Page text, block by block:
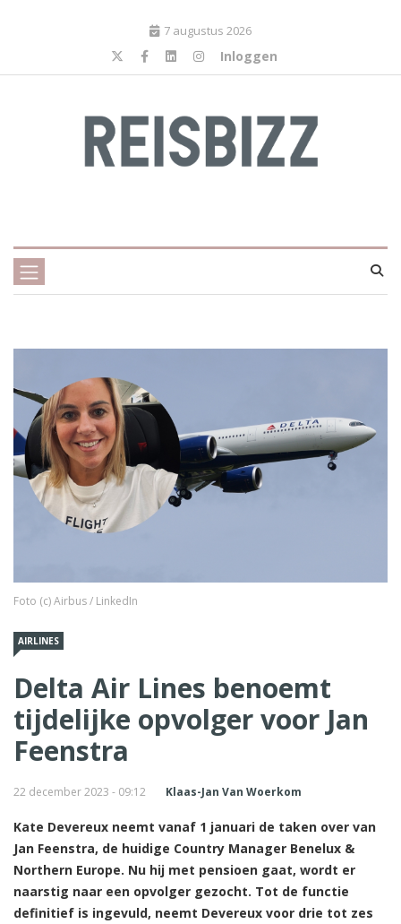
7 augustus 2026
Inloggen
Foto (c) Airbus / LinkedIn
AIRLINES
Delta Air Lines benoemt
tijdelijke opvolger voor Jan
Feenstra
22 december 2023 - 09:12 Klaas-Jan Van Woerkom
Kate Devereux neemt vanaf 1 januari de taken over van
Jan Feenstra, de huidige Country Manager Benelux &
Northern Europe. Nu hij met pensioen gaat, wordt er
naarstig naar een opvolger gezocht. Tot de functie
definitief is ingevuld, neemt Devereux voor drie tot zes